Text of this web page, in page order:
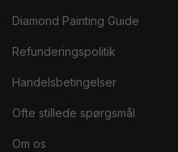
Diamond Painting Guide
Refunderingspolitik
Handelsbetingelser
Ofte stillede spørgsmål
Om os